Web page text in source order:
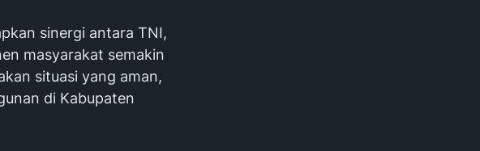
sinergi antara TNI,
masyarakat semakin
situasi yang aman,
di Kabupaten